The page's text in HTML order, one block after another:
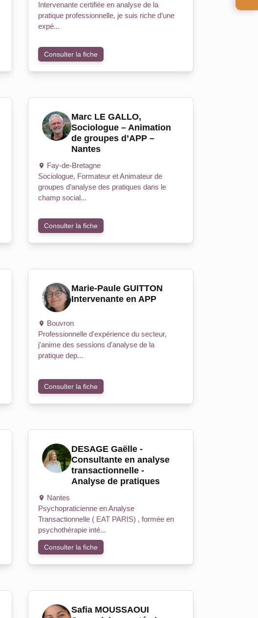
Intervenante certifiée en analyse de la
pratique professionnelle, je suis riche d’une
expé...
Consulter la fiche
Marc LE GALLO,
Sociologue – Animation
de groupes d’APP –
Nantes
Fay-de-Bretagne
Sociologue, Formateur et Animateur de
groupes d’analyse des pratiques dans le
champ social...
Consulter la fiche
Marie-Paule GUITTON
Intervenante en APP
Bouvron
Professionnelle d'expérience du secteur,
j'anime des sessions d'analyse de la
pratique dep...
Consulter la fiche
DESAGE Gaëlle -
Consultante en analyse
transactionnelle -
Analyse de pratiques
Nantes
Psychopraticienne en Analyse
Transactionnelle ( EAT PARIS) , formée en
psychothérapie inté...
Consulter la fiche
Safia MOUSSAOUI